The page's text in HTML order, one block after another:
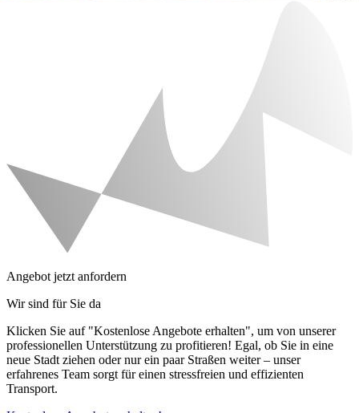
Angebot jetzt anfordern
Wir sind für Sie da
Klicken Sie auf "Kostenlose Angebote erhalten", um von unserer
professionellen Unterstützung zu profitieren! Egal, ob Sie in eine
neue Stadt ziehen oder nur ein paar Straßen weiter – unser
erfahrenes Team sorgt für einen stressfreien und effizienten
Transport.